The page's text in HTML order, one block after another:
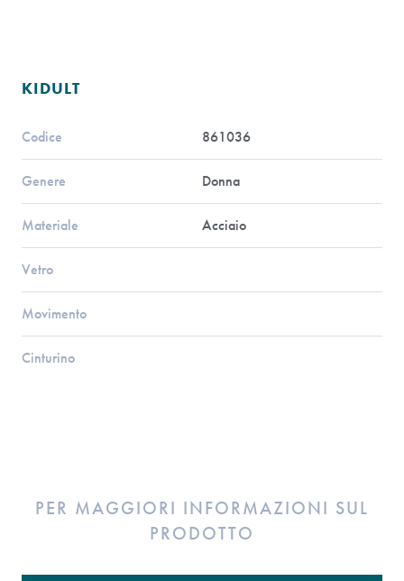
KIDULT
Codice 861036
Genere Donna
Materiale Acciaio
Vetro
Movimento
Cinturino
PER MAGGIORI INFORMAZIONI SUL
PRODOTTO